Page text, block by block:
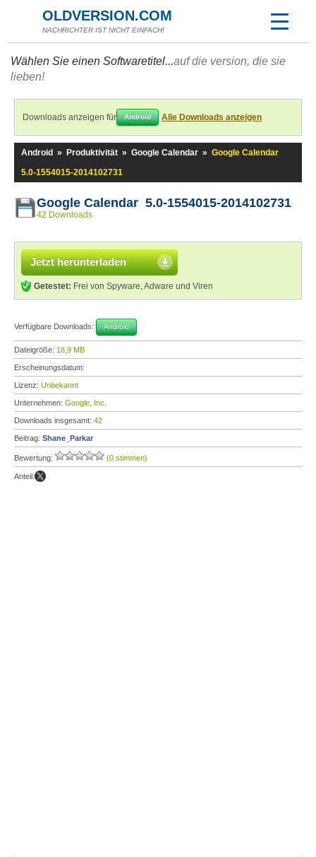
OLDVERSION.COM
NACHRICHTER IST NICHT EINFACH!
Wählen Sie einen Softwaretitel...auf die version, die sie
lieben!
Downloads anzeigen für Android Alle Downloads anzeigen
Android » Produktivität » Google Calendar » Google Calendar
5.0-1554015-2014102731
Google Calendar 5.0-1554015-2014102731
42 Downloads
Jetzt herunterladen
Getestet: Frei von Spyware, Adware und Viren
Verfügbare Downloads: Android
Dateigröße: 18,9 MB
Erscheinungsdatum:
Lizenz: Unbekannt
Unternehmen: Google, Inc.
Downloads insgesamt: 42
Beitrag: Shane_Parkar
Bewertung: (0 stimmen)
Anteil: